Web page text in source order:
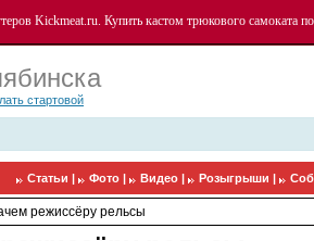
Kickmeat.ru. Купить кастом трюкового самоката
стартовой
Статьи | Фото | Видео | Розыгрыши |
режиссёру рельсы